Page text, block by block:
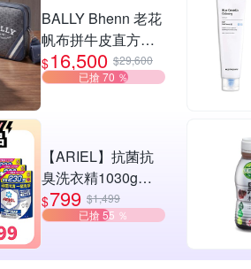
BALLY Bhenn 老花
帆布拼牛皮直方肩
斜背郵差包-2款可
選
$16,500 $29,600
已搶 70 ％
【ARIEL】抗菌抗
臭洗衣精1030g補
充包 X8 (抗菌去漬/
室內晾曬) 兩款任選
$799 $1,499
已搶 55 ％